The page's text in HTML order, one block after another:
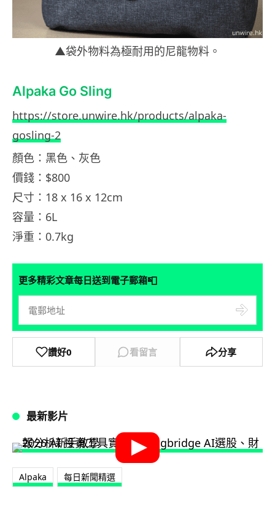
▲袋外物料為極耐用的尼龍物料。
Alpaka Go Sling
https://store.unwire.hk/products/alpaka-
gosling-2
顏色：黑色、灰色
價錢：$800
尺寸：18 x 16 x 12cm
容量：6L
淨重：0.7kg
更多精彩文章每日送到電子郵箱📮
讚好0 看留言 分享
最新影片
Alpaka 每日新聞精選